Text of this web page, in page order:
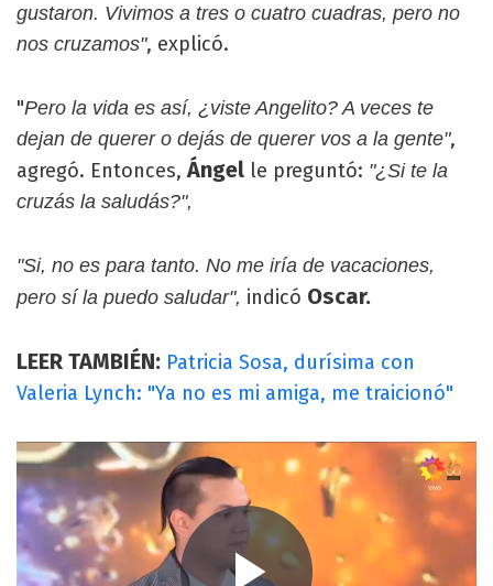
gustaron. Vivimos a tres o cuatro cuadras, pero no
nos cruzamos", explicó.
"Pero la vida es así, ¿viste Angelito? A veces te
dejan de querer o dejás de querer vos a la gente",
agregó. Entonces,Ángel le preguntó: "¿Si te la
cruzás la saludás?",
"Si, no es para tanto. No me iría de vacaciones,
pero sí la puedo saludar", indicó Oscar.
LEER TAMBIÉN: Patricia Sosa, durísima con
Valeria Lynch: "Ya no es mi amiga, me traicionó"